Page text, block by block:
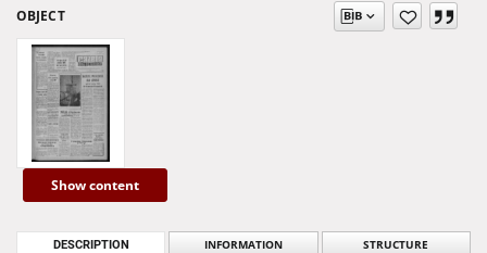
OBJECT
Show content
DESCRIPTION INFORMATION STRUCTURE